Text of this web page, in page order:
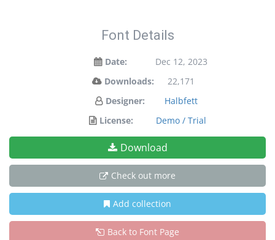
Font Details
Date:
Dec 12, 2023
Downloads:
22,171
Designer:
Halbfett
License:
Demo / Trial
Download
Check out more
Add collection
Back to Font Page